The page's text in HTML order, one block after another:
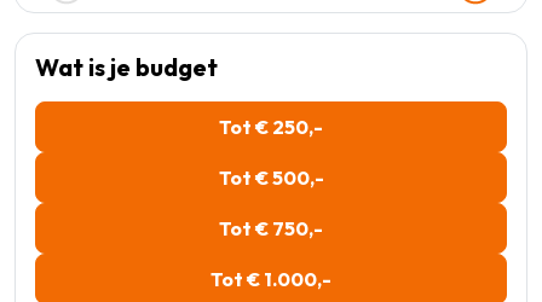
Wat is je budget
Tot € 250,-
Tot € 500,-
Tot € 750,-
Tot € 1.000,-